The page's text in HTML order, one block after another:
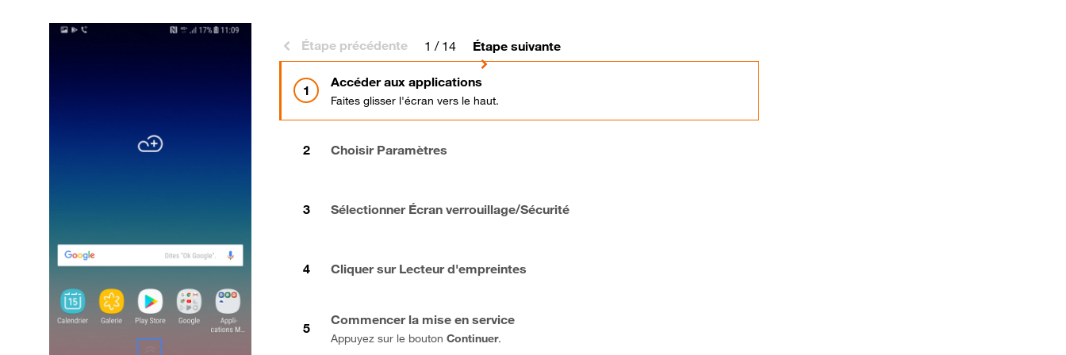
Étape précédente 1 / 14 Étape suivante
Accéder aux applications
Faites glisser l'écran vers le haut.
Choisir Paramètres
Sélectionner Écran verrouillage/Sécurité
Cliquer sur Lecteur d'empreintes
Commencer la mise en service
Appuyez sur le boutonContinuer.